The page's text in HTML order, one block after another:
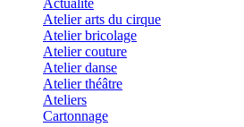
Actualité
Atelier arts du cirque
Atelier bricolage
Atelier couture
Atelier danse
Atelier théâtre
Ateliers
Cartonnage